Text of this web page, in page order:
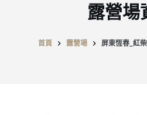
露營場
首頁 露營場 屏東恆春_紅